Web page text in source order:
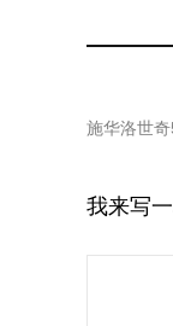
施华洛世
我来写